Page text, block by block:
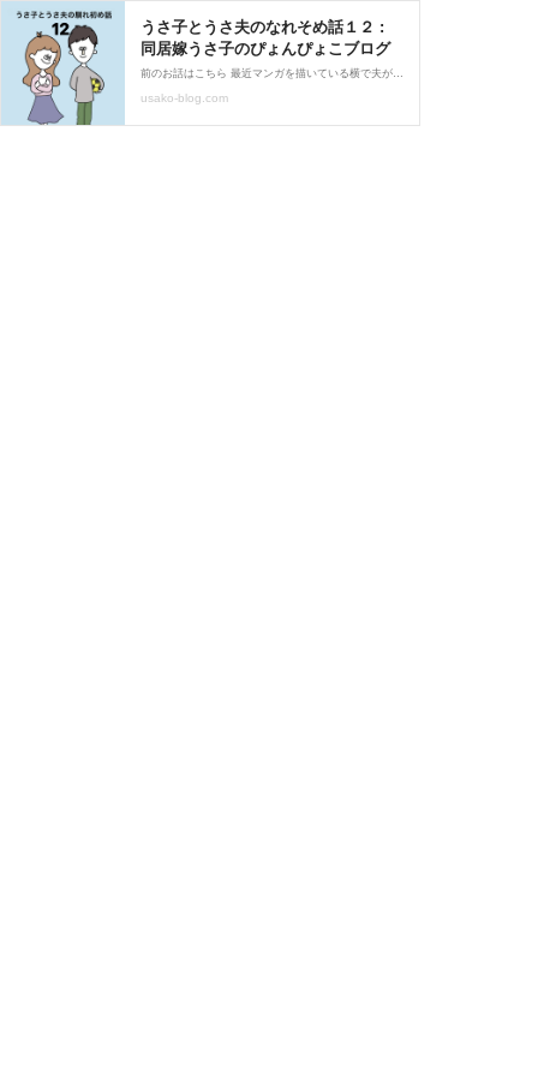
うさ子とうさ夫のなれそめ話１２ :
同居嫁うさ子のぴょんぴょこブログ
前のお話はこちら 最近マンガを描いている横で夫がミステリーと言う勿れ とか進撃の巨人 とか見てて私もついつい見ちゃって描けない日々です…次のお話はこちら↓↓↓ その他のお話はこちら
usako-blog.com